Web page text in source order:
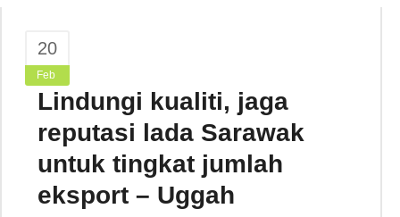
20
Feb
Lindungi kualiti, jaga
reputasi lada Sarawak
untuk tingkat jumlah
eksport – Uggah